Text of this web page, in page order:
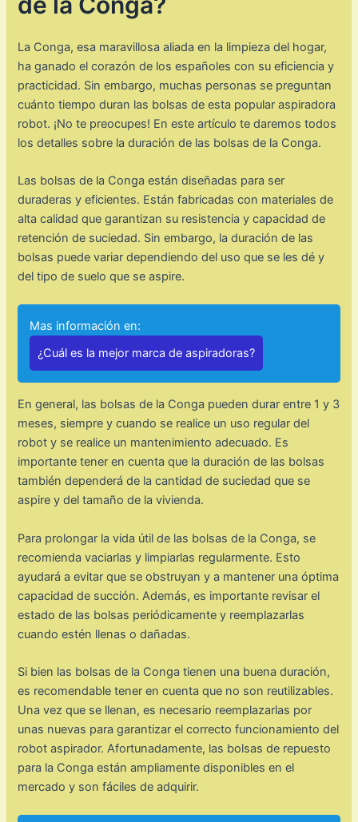
La Conga, esa maravillosa aliada en la limpieza del hogar,
ha ganado el corazón de los españoles con su eficiencia y
practicidad. Sin embargo, muchas personas se preguntan
cuánto tiempo duran las bolsas de esta popular aspiradora
robot. ¡No te preocupes! En este artículo te daremos todos
los detalles sobre la duración de las bolsas de la Conga.
Las bolsas de la Conga están diseñadas para ser
duraderas y eficientes. Están fabricadas con materiales de
alta calidad que garantizan su resistencia y capacidad de
retención de suciedad. Sin embargo, la duración de las
bolsas puede variar dependiendo del uso que se les dé y
del tipo de suelo que se aspire.
Mas información en:
¿Cuál es la mejor marca de aspiradoras?
En general, las bolsas de la Conga pueden durar entre 1 y 3
meses, siempre y cuando se realice un uso regular del
robot y se realice un mantenimiento adecuado. Es
importante tener en cuenta que la duración de las bolsas
también dependerá de la cantidad de suciedad que se
aspire y del tamaño de la vivienda.
Para prolongar la vida útil de las bolsas de la Conga, se
recomienda vaciarlas y limpiarlas regularmente. Esto
ayudará a evitar que se obstruyan y a mantener una óptima
capacidad de succión. Además, es importante revisar el
estado de las bolsas periódicamente y reemplazarlas
cuando estén llenas o dañadas.
Si bien las bolsas de la Conga tienen una buena duración,
es recomendable tener en cuenta que no son reutilizables.
Una vez que se llenan, es necesario reemplazarlas por
unas nuevas para garantizar el correcto funcionamiento del
robot aspirador. Afortunadamente, las bolsas de repuesto
para la Conga están ampliamente disponibles en el
mercado y son fáciles de adquirir.